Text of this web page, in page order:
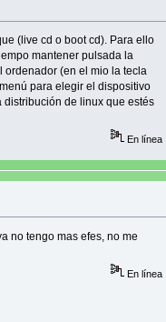
(live cd o boot cd). Para ello
mantener pulsada la
ordenador (en el mio la tecla
para elegir el dispositivo
de linux que estés
En línea
no tengo mas efes, no me
En línea